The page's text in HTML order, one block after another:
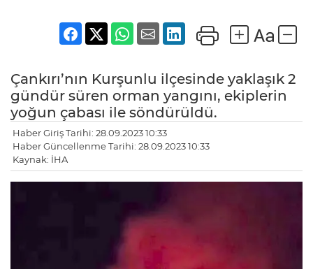
Çankırı’nın Kurşunlu ilçesinde yaklaşık 2
gündür süren orman yangını, ekiplerin
yoğun çabası ile söndürüldü.
Haber Giriş Tarihi: 28.09.2023 10:33
Haber Güncellenme Tarihi: 28.09.2023 10:33
Kaynak: İHA